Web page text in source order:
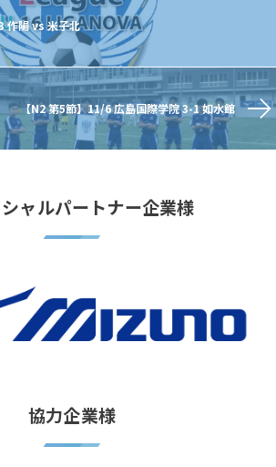
作陽 vs 米子北
【N2 第5節】11/6 広島国際学院 3-1 如水館
ャルパートナー企業様
協力企業様